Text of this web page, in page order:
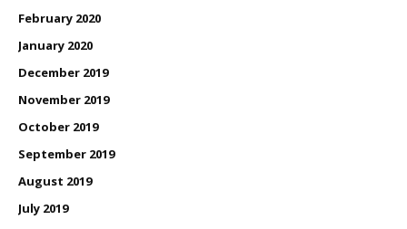
February 2020
January 2020
December 2019
November 2019
October 2019
September 2019
August 2019
July 2019